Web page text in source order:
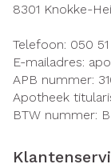
8301 Knokke-
Telefoon: 050
E-mailadres:
APB nummer:
Apotheek
BTW nummer: